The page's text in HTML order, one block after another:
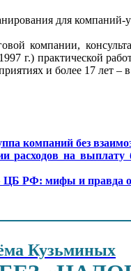
для компаний-
компании,
г.) практической
и более 17 лет –
компаний без
расходов на
ЦБ РФ: мифы и правда
Кузьминых